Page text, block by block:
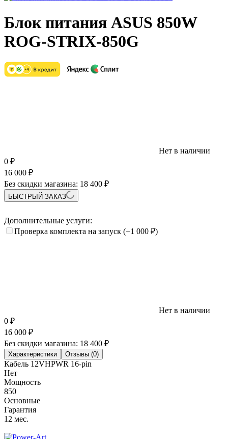
Блок питания ASUS 850W
ROG-STRIX-850G
Нет в наличии
0 ₽
16 000 ₽
Без скидки магазина: 18 400 ₽
БЫСТРЫЙ ЗАКАЗ
Дополнительные услуги:
Проверка комплекта на запуск (+1 000 ₽)
Нет в наличии
0 ₽
16 000 ₽
Без скидки магазина: 18 400 ₽
Характеристики Отзывы (0)
Кабель 12VHPWR 16-pin
Нет
Мощность
850
Основные
Гарантия
12 мес.